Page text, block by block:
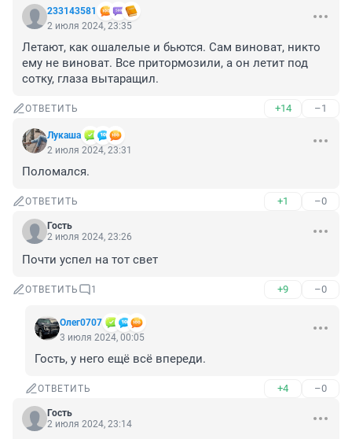
233143581
2 июля 2024, 23:35
Летают, как ошалелые и бьются. Сам виноват, никто
ему не виноват. Все притормозили, а он летит под
сотку, глаза вытаращил.
ОТВЕТИТЬ +14 –1
Лукашa
2 июля 2024, 23:31
Поломался.
ОТВЕТИТЬ +1 –0
Гость
2 июля 2024, 23:26
Почти успел на тот свет
ОТВЕТИТЬ 1 +9 –0
Олег0707
3 июля 2024, 00:05
Гость, у него ещё всё впереди.
ОТВЕТИТЬ +4 –0
Гость
2 июля 2024, 23:14